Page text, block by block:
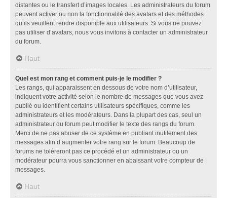
distantes ou le transfert d’images locales. Les administrateurs du forum
peuvent activer ou non la fonctionnalité des avatars et des méthodes
qu’ils veuillent rendre disponible aux utilisateurs. Si vous ne pouvez
pas utiliser d’avatars, nous vous invitons à contacter un administrateur
du forum.
Haut
Quel est mon rang et comment puis-je le modifier ?
Les rangs, qui apparaissent en dessous de votre nom d’utilisateur,
indiquent votre activité selon le nombre de messages que vous avez
publié ou identifient certains utilisateurs spécifiques, comme les
administrateurs et les modérateurs. Dans la plupart des cas, seul un
administrateur du forum peut modifier le texte des rangs du forum.
Merci de ne pas abuser de ce système en publiant inutilement des
messages afin d’augmenter votre rang sur le forum. Beaucoup de
forums ne toléreront pas ce procédé et un administrateur ou un
modérateur pourra vous sanctionner en abaissant votre compteur de
messages.
Haut